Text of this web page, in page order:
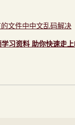
文件中中文乱码解决
习资料 助你快速走